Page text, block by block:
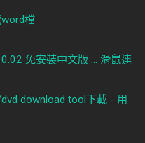
檔
免安裝中文版 ... 滑鼠連
download tool下載 - 用